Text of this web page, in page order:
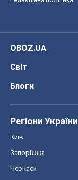
OBOZ.UA
Світ
Блоги
Регіони України
Київ
Запоріжжя
Черкаси